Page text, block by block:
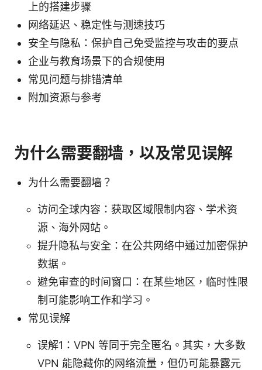
上的搭建步骤
网络延迟、稳定性与测速技巧
安全与隐私：保护自己免受监控与攻击的要点
企业与教育场景下的合规使用
常见问题与排错清单
附加资源与参考
为什么需要翻墙，以及常见误解
为什么需要翻墙？
访问全球内容：获取区域限制内容、学术资
源、海外网站。
提升隐私与安全：在公共网络中通过加密保护
数据。
避免审查的时间窗口：在某些地区，临时性限
制可能影响工作和学习。
常见误解
误解1：VPN 等同于完全匿名。其实，大多数
VPN 能隐藏你的网络流量，但仍可能暴露元